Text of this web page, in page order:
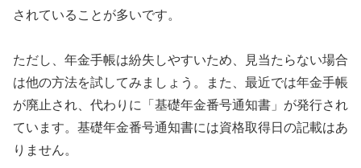
されていることが多いです。
ただし、年金手帳は紛失しやすいため、見当たらない場合
は他の方法を試してみましょう。また、最近では年金手帳
が廃止され、代わりに「基礎年金番号通知書」が発行され
ています。基礎年金番号通知書には資格取得日の記載はあ
りません。